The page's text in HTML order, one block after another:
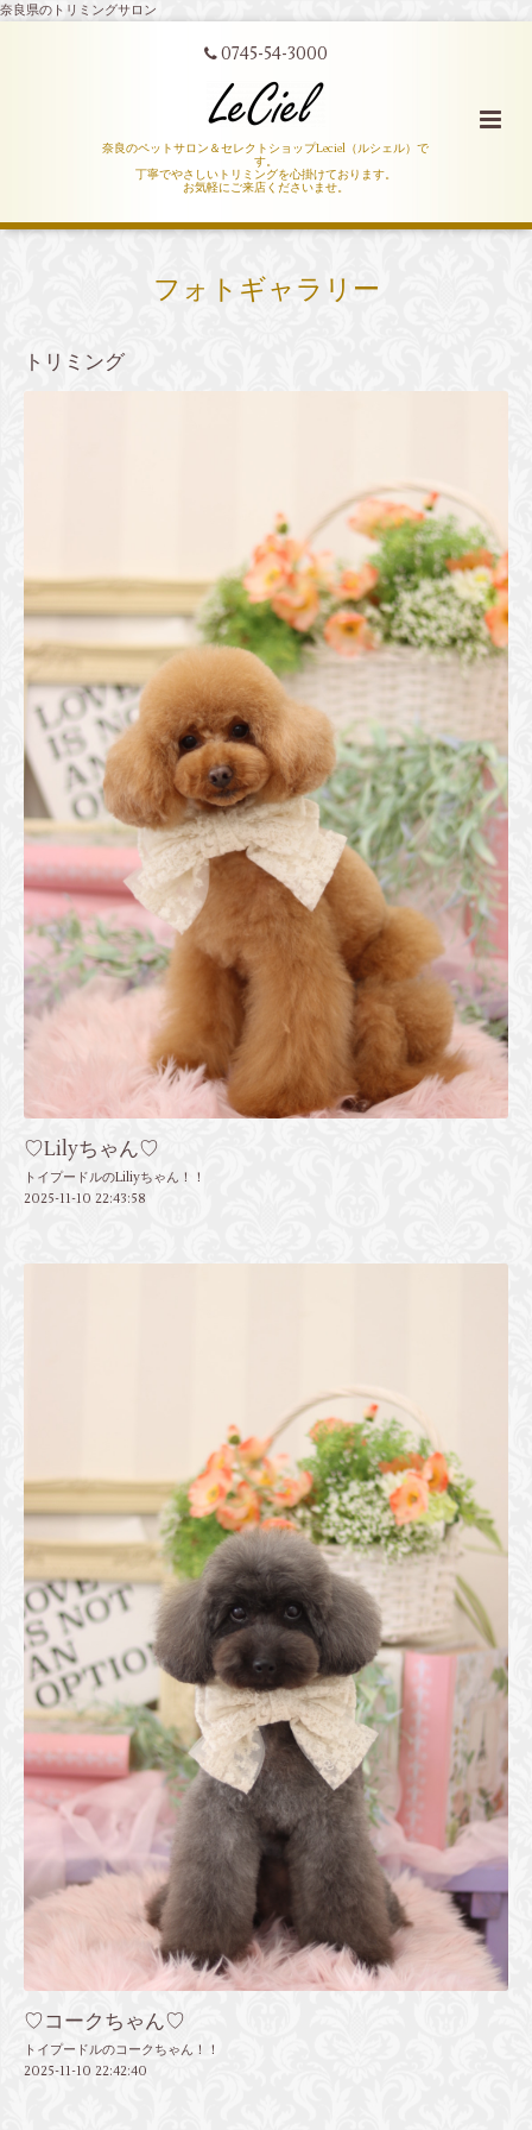
奈良県のトリミングサロン
0745-54-3000
奈良のペットサロン＆セレクトショップLeciel（ルシェル）で
す。
丁寧でやさしいトリミングを心掛けております。
お気軽にご来店くださいませ。
フォトギャラリー
トリミング
♡Lilyちゃん♡
トイプードルのLiliyちゃん！！
2025-11-10 22:43:58
♡コークちゃん♡
トイプードルのコークちゃん！！
2025-11-10 22:42:40